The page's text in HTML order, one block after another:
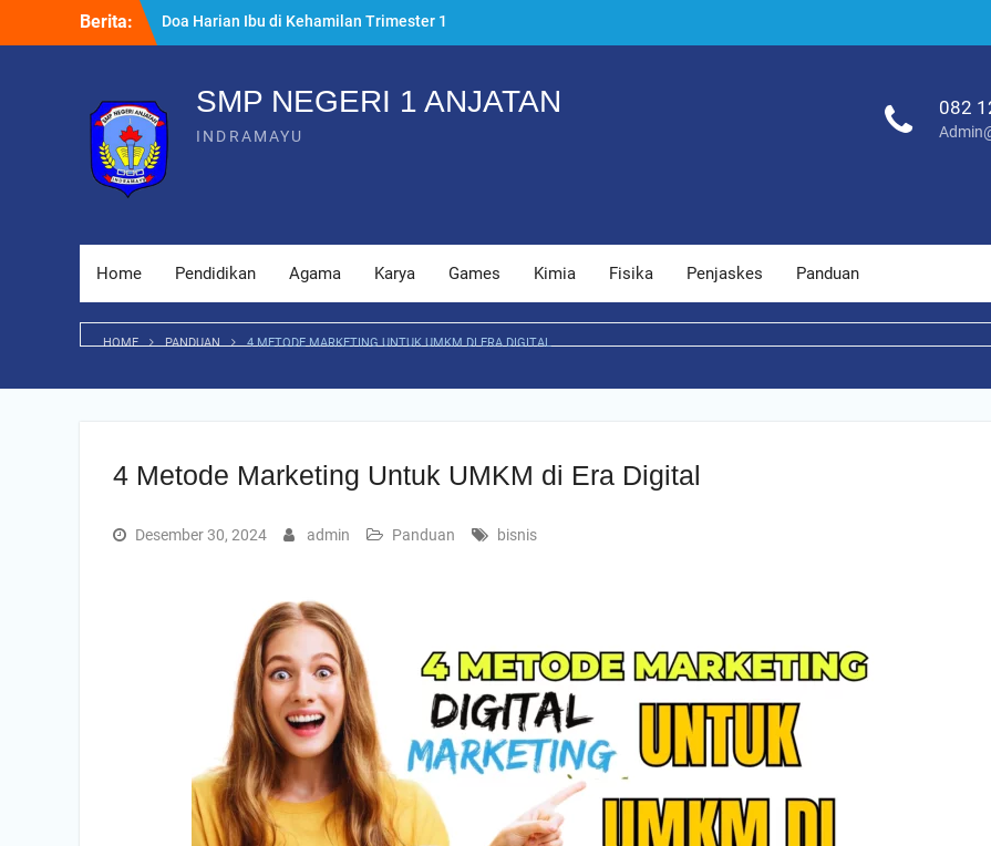
Berita:
Doa Harian Ibu di Kehamilan Trimester 1
yang Dianjurkan
Masjid Digital
7 Persiapan Melahirkan Sesuai Ajaran
Islam yang Wajib Tahu
SMP NEGERI 1 ANJATAN
INDRAMAYU
082
Home Pendidikan Agama Karya Games Kimia Fisika Penjaskes Panduan
HOME PANDUAN 4 METODE MARKETING UNTUK UMKM DI ERA DIGITAL
4 Metode Marketing Untuk UMKM di Era Digital
Desember 30, 2024 admin Panduan bisnis